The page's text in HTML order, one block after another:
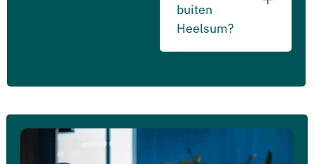
buiten
Heelsum?